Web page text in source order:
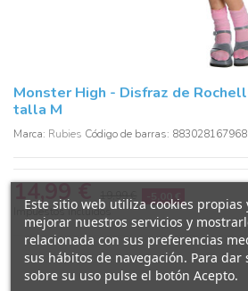
Monster High - Disfraz de
talla M
Marca: Rubies Código de barras: 883028167968
14,99 €
-5,00 €
Impuestos incluidos
Este sitio web utiliza cookies propias
mejorar nuestros servicios y
relacionada con sus preferencias
sus hábitos de navegación. Para
sobre su uso pulse el botón Acepto.